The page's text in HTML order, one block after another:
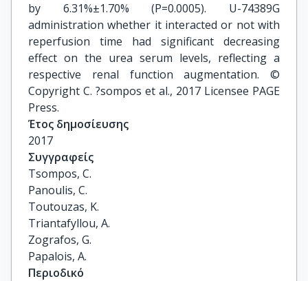
by 6.31%±1.70% (P=0.0005). U-74389G
administration whether it interacted or not with
reperfusion time had significant decreasing
effect on the urea serum levels, reflecting a
respective renal function augmentation. ©
Copyright C. ?sompos et al., 2017 Licensee PAGE
Press.
Έτος δημοσίευσης
2017
Συγγραφείς
Tsompos, C.
Panoulis, C.
Toutouzas, K.
Triantafyllou, A.
Zografos, G.
Papalois, A.
Περιοδικό